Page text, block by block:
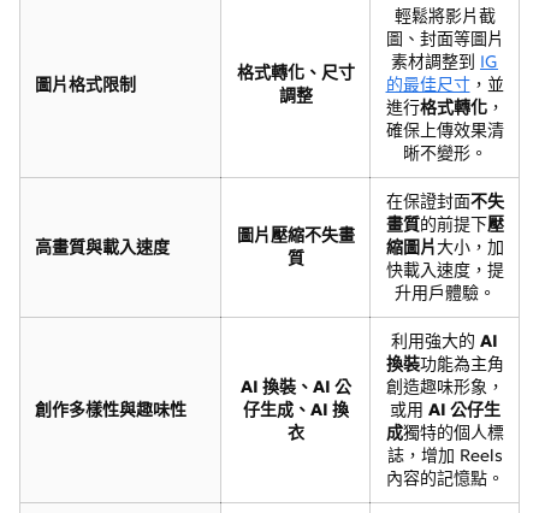
圖片格式限制
格式轉化、尺寸
調整
輕鬆將影片截
圖、封面等圖片
素材調整到 IG
的最佳尺寸，並
進行格式轉化，
確保上傳效果清
晰不變形。
高畫質與載入速度
圖片壓縮不失畫
質
在保證封面不失
畫質的前提下壓
縮圖片大小，加
快載入速度，提
升用戶體驗。
創作多樣性與趣味性
AI 換裝、AI 公
仔生成、AI 換
衣
利用強大的 AI
換裝功能為主角
創造趣味形象，
或用 AI 公仔生
成獨特的個人標
誌，增加 Reels
內容的記憶點。